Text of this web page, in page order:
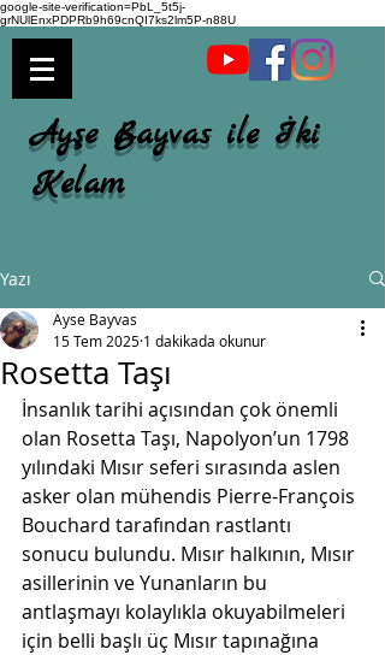
google-site-verification=PbL_5t5j-
grNUlEnxPDPRb9h69cnQI7ks2lm5P-n88U
Ayşe Bayvas ile İki
Kelam
Yazı
Rosetta Taşı
Ayse Bayvas
15 Tem 2025 1 dakikada okunur
İnsanlık tarihi açısından çok önemli
olan Rosetta Taşı, Napolyon’un 1798
yılındaki Mısır seferi sırasında aslen
asker olan mühendis Pierre-François
Bouchard tarafından rastlantı
sonucu bulundu. Mısır halkının, Mısır
asillerinin ve Yunanların bu
antlaşmayı kolaylıkla okuyabilmeleri
için belli başlı üç Mısır tapınağına